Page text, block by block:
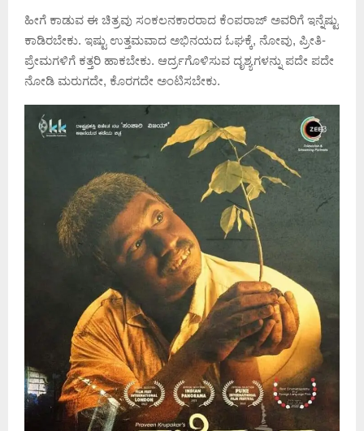
ಹೀಗೆ ಕಾಡುವ ಈ ಚಿತ್ರವು ಸಂಕಲನಕಾರರಾದ ಕೆಂಪರಾಜ್ ಅವರಿಗೆ ಇನ್ನೆಷ್ಟು
ಕಾಡಿರಬೇಕು. ಇಷ್ಟು ಉತ್ತಮವಾದ ಅಭಿನಯದ ಓಘಕ್ಕೆ, ನೋವು, ಪ್ರೀತಿ-
ಪ್ರೇಮಗಳಿಗೆ ಕತ್ತರಿ ಹಾಕಬೇಕು. ಆರ್ದ್ರಗೊಳಿಸುವ ದೃಶ್ಯಗಳನ್ನು ಪದೇ ಪದೇ
ನೋಡಿ ಮರುಗದೇ, ಕೊರಗದೇ ಅಂಟಿಸಬೇಕು.